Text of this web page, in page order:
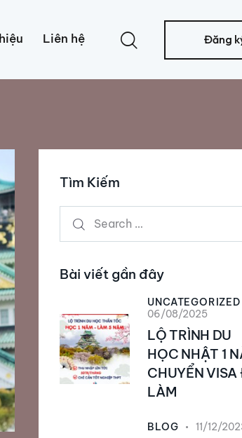
Liên hệ Đăng
Tìm Kiếm
Bài viết gần đây
UNCATEGORIZED
06/08/2025
LỘ TRÌNH DU
HỌC NHẬT 1
CHUYỂN VISA
LÀM
BLOG 11/12/